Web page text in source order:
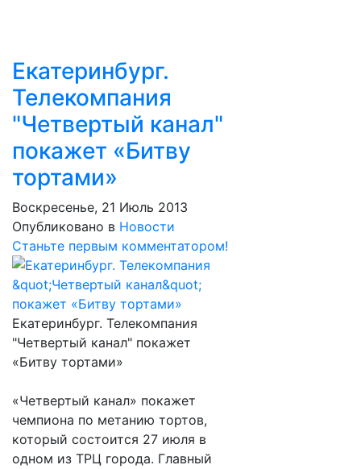
Екатеринбург.
Телекомпания
"Четвертый канал"
покажет «Битву
тортами»
Воскресенье, 21 Июль 2013
Опубликовано в Новости
Станьте первым комментатором!
Екатеринбург. Телекомпания
"Четвертый канал" покажет
«Битву тортами»
«Четвертый канал» покажет
чемпиона по метанию тортов,
который состоится 27 июля в
одном из ТРЦ города. Главный